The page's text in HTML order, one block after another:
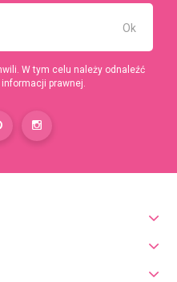
W tym celu należy odnaleźć
prawnej.